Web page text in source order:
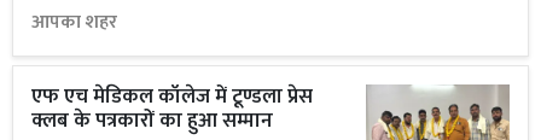
आपका शहर
एफ एच मेडिकल कॉलेज में टूण्डला प्रेस
क्लब के पत्रकारों का हुआ सम्मान